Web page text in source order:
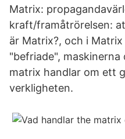
Matrix:
kraft/framåtrörelsen:
är Matrix?, och i
"befriade",
matrix handlar om ett
verkligheten.